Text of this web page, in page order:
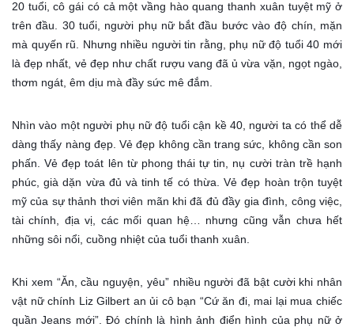
20 tuổi, cô gái có cả một vầng hào quang thanh xuân tuyệt mỹ ở
trên đầu. 30 tuổi, người phụ nữ bắt đầu bước vào độ chín, mặn
mà quyến rũ. Nhưng nhiều người tin rằng, phụ nữ độ tuổi 40 mới
là đẹp nhất, vẻ đẹp như chất rượu vang đã ủ vừa vặn, ngọt ngào,
thơm ngát, êm dịu mà đầy sức mê đắm.
Nhìn vào một người phụ nữ độ tuổi cận kề 40, người ta có thể dễ
dàng thấy nàng đẹp. Vẻ đẹp không cần trang sức, không cần son
phấn. Vẻ đẹp toát lên từ phong thái tự tin, nụ cười tràn trề hạnh
phúc, già dặn vừa đủ và tinh tế có thừa. Vẻ đẹp hoàn trộn tuyệt
mỹ của sự thảnh thơi viên mãn khi đã đủ đầy gia đình, công việc,
tài chính, địa vị, các mối quan hệ… nhưng cũng vẫn chưa hết
những sôi nổi, cuồng nhiệt của tuổi thanh xuân.
Khi xem “Ăn, cầu nguyện, yêu” nhiều người đã bật cười khi nhân
vật nữ chính Liz Gilbert an ủi cô bạn “Cứ ăn đi, mai lại mua chiếc
quần Jeans mới”. Đó chính là hình ảnh điển hình của phụ nữ ở